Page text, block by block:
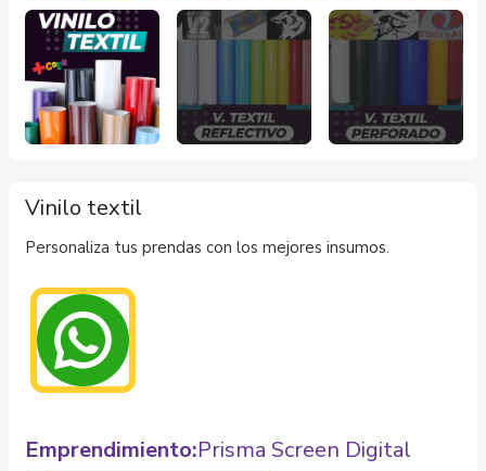
Vinilo textil
Personaliza tus prendas con los mejores insumos.
Emprendimiento:Prisma Screen Digital